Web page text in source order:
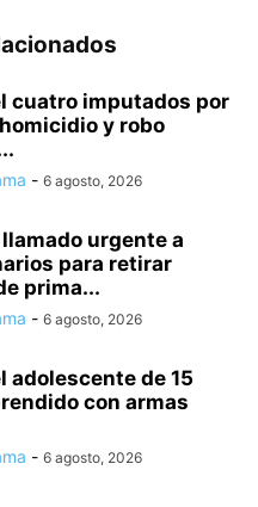
cuatro imputados por
y robo
- 6 agosto, 2026
llamado urgente a
para retirar
prima...
- 6 agosto, 2026
adolescente de 15
con armas
- 6 agosto, 2026